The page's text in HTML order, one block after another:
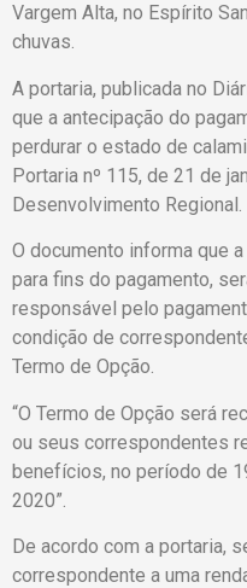
Vargem Alta, no Espírito
chuvas.
A portaria, publicada no
que a antecipação do
perdurar o estado de
Portaria nº 115, de 21 de
Desenvolvimento Regional.
O documento informa que
para fins do pagamento,
responsável pelo
condição de
Termo de Opção.
“O Termo de Opção será
ou seus correspondentes
benefícios, no período de
2020”.
De acordo com a portaria,
correspondente a uma